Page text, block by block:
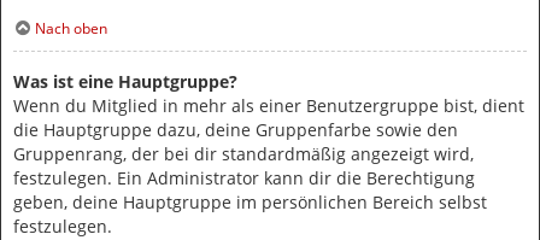
Nach oben
Was ist eine Hauptgruppe?
Wenn du Mitglied in mehr als einer Benutzergruppe bist, dient
die Hauptgruppe dazu, deine Gruppenfarbe sowie den
Gruppenrang, der bei dir standardmäßig angezeigt wird,
festzulegen. Ein Administrator kann dir die Berechtigung
geben, deine Hauptgruppe im persönlichen Bereich selbst
festzulegen.